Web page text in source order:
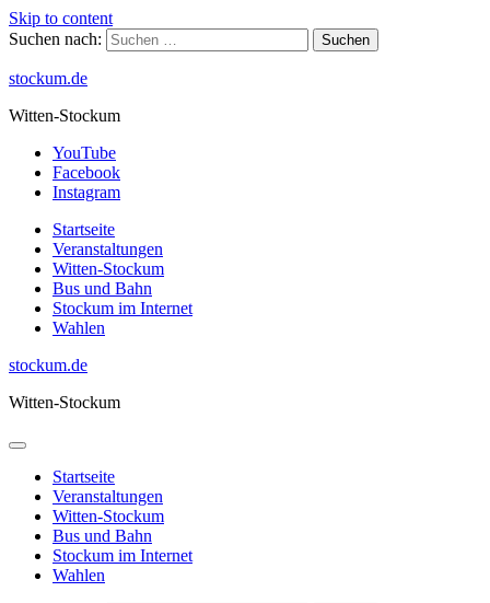
Skip to content
Suchen nach:
stockum.de
Witten-Stockum
YouTube
Facebook
Instagram
Startseite
Veranstaltungen
Witten-Stockum
Bus und Bahn
Stockum im Internet
Wahlen
stockum.de
Witten-Stockum
Startseite
Veranstaltungen
Witten-Stockum
Bus und Bahn
Stockum im Internet
Wahlen